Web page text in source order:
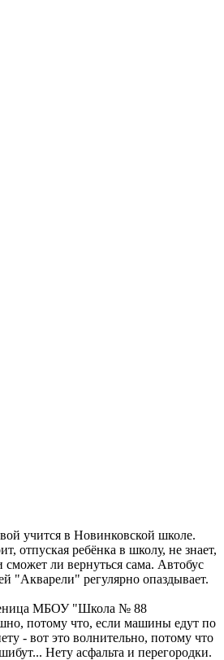
учится в Новинковской школе.
отпуская ребёнка в школу, не знает,
сможет ли вернуться сама. Автобус
"Акварели" регулярно опаздывает.
МБОУ "Школа № 88
потому что, если машины едут по
- вот это волнительно, потому что
Нету асфальта и перегородки.